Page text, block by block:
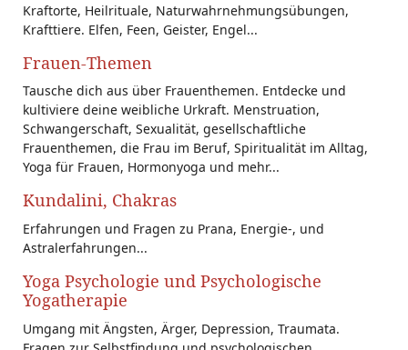
Kraftorte, Heilrituale, Naturwahrnehmungsübungen,
Krafttiere. Elfen, Feen, Geister, Engel...
Frauen-Themen
Tausche dich aus über Frauenthemen. Entdecke und
kultiviere deine weibliche Urkraft. Menstruation,
Schwangerschaft, Sexualität, gesellschaftliche
Frauenthemen, die Frau im Beruf, Spiritualität im Alltag,
Yoga für Frauen, Hormonyoga und mehr...
Kundalini, Chakras
Erfahrungen und Fragen zu Prana, Energie-, und
Astralerfahrungen...
Yoga Psychologie und Psychologische
Yogatherapie
Umgang mit Ängsten, Ärger, Depression, Traumata.